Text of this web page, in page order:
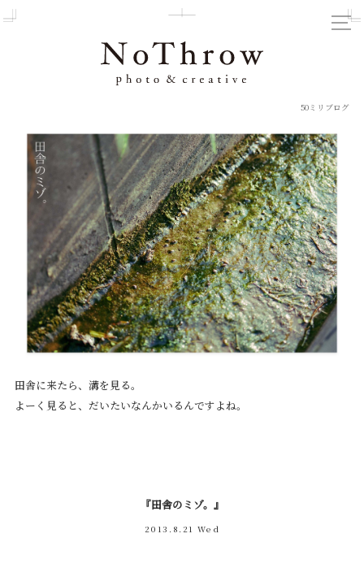
50ミリブログ
田舎に来たら、溝を見る。
よーく見ると、だいたいなんかいるんですよね。
『田舎のミゾ。』
2013.8.21 Wed